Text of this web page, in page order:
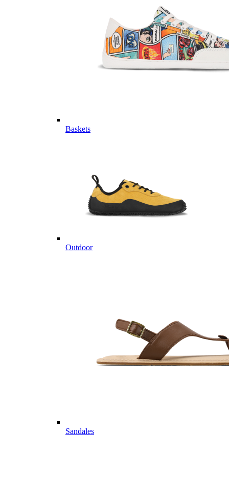
Baskets
Outdoor
Sandales